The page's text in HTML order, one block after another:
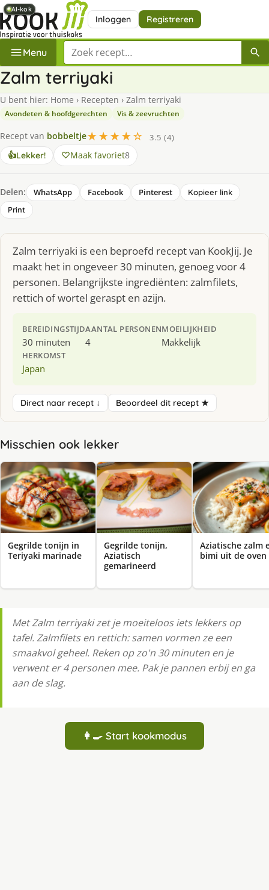
Inloggen Registreren
Menu Zoek een recept
Zalm terriyaki
U bent hier: Home › Recepten › Zalm terriyaki
Avondeten & hoofdgerechten Vis & zeevruchten
Recept van bobbeltje★★★★☆
3.5 (4)
👍Lekker! Maak favoriet8
Delen: WhatsApp Facebook Pinterest
Kopieer link
Print
Zalm terriyaki is een beproefd recept van KookJij. Je
maakt het in ongeveer 30 minuten, genoeg voor 4
personen. Belangrijkste ingrediënten: zalmfilets,
rettich of wortel geraspt en azijn.
BEREIDINGSTIJD
30 minuten
AANTAL PERSONEN
4
MOEILIJKHEID
Makkelijk
HERKOMST
Japan
Direct naar recept ↓ Beoordeel dit recept ★
Misschien ook lekker
AI-kok
Gegrilde tonijn in
Teriyaki marinade
Gegrilde tonijn,
Aziatisch
gemarineerd
AI-kok
Aziatische zalm
bimi uit de oven
AI-kok
AI-kok
Met Zalm terriyaki zet je moeiteloos iets lekkers op
tafel. Zalmfilets en rettich: samen vormen ze een
smaakvol geheel. Reken op zo'n 30 minuten en je
verwent er 4 personen mee. Pak je pannen erbij en ga
aan de slag.
👩‍🍳 Start kookmodus